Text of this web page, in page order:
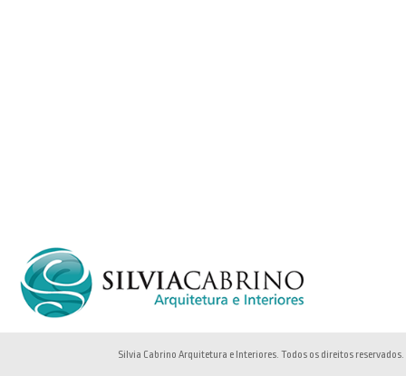
Silvia Cabrino Arquitetura e Interiores. Todos os direitos reservados.